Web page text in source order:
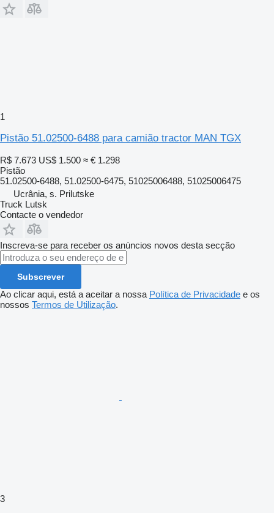
1
Pistão 51.02500-6488 para camião tractor MAN TGX
R$ 7.673 US$ 1.500 ≈ € 1.298
Pistão
51.02500-6488, 51.02500-6475, 51025006488, 51025006475
Ucrânia, s. Prilutske
Truck Lutsk
Contacte o vendedor
Inscreva-se para receber os anúncios novos desta secção
Subscrever
Ao clicar aqui, está a aceitar a nossa Política de Privacidade e os
nossos Termos de Utilização.
3